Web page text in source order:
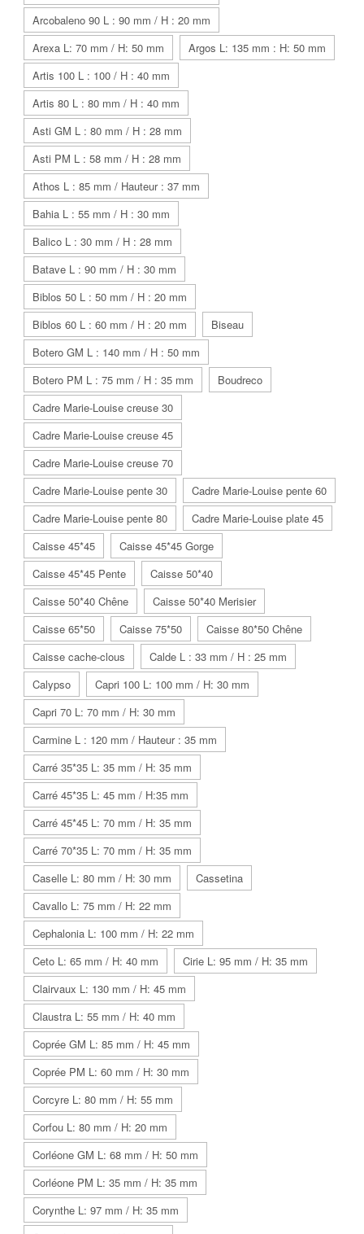
Arcobaleno 90 L : 90 mm / H : 20 mm
Arexa L: 70 mm / H: 50 mm
Argos L: 135 mm : H: 50 mm
Artis 100 L : 100 / H : 40 mm
Artis 80 L : 80 mm / H : 40 mm
Asti GM L : 80 mm / H : 28 mm
Asti PM L : 58 mm / H : 28 mm
Athos L : 85 mm / Hauteur : 37 mm
Bahia L : 55 mm / H : 30 mm
Balico L : 30 mm / H : 28 mm
Batave L : 90 mm / H : 30 mm
Biblos 50 L : 50 mm / H : 20 mm
Biblos 60 L : 60 mm / H : 20 mm
Biseau
Botero GM L : 140 mm / H : 50 mm
Botero PM L : 75 mm / H : 35 mm
Boudreco
Cadre Marie-Louise creuse 30
Cadre Marie-Louise creuse 45
Cadre Marie-Louise creuse 70
Cadre Marie-Louise pente 30
Cadre Marie-Louise pente 60
Cadre Marie-Louise pente 80
Cadre Marie-Louise plate 45
Caisse 45*45
Caisse 45*45 Gorge
Caisse 45*45 Pente
Caisse 50*40
Caisse 50*40 Chêne
Caisse 50*40 Merisier
Caisse 65*50
Caisse 75*50
Caisse 80*50 Chêne
Caisse cache-clous
Calde L : 33 mm / H : 25 mm
Calypso
Capri 100 L: 100 mm / H: 30 mm
Capri 70 L: 70 mm / H: 30 mm
Carmine L : 120 mm / Hauteur : 35 mm
Carré 35*35 L: 35 mm / H: 35 mm
Carré 45*35 L: 45 mm / H:35 mm
Carré 45*45 L: 70 mm / H: 35 mm
Carré 70*35 L: 70 mm / H: 35 mm
Caselle L: 80 mm / H: 30 mm
Cassetina
Cavallo L: 75 mm / H: 22 mm
Cephalonia L: 100 mm / H: 22 mm
Ceto L: 65 mm / H: 40 mm
Cirie L: 95 mm / H: 35 mm
Clairvaux L: 130 mm / H: 45 mm
Claustra L: 55 mm / H: 40 mm
Coprée GM L: 85 mm / H: 45 mm
Coprée PM L: 60 mm / H: 30 mm
Corcyre L: 80 mm / H: 55 mm
Corfou L: 80 mm / H: 20 mm
Corléone GM L: 68 mm / H: 50 mm
Corléone PM L: 35 mm / H: 35 mm
Corynthe L: 97 mm / H: 35 mm